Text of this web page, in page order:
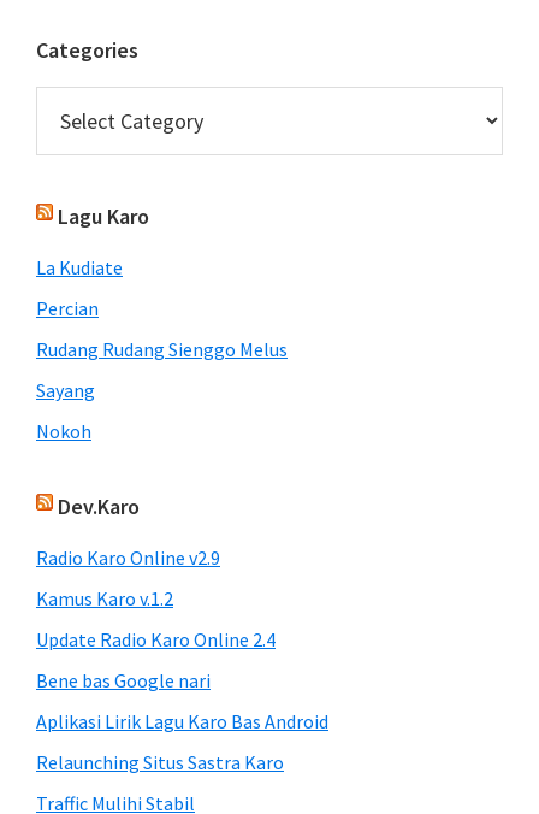
Categories
Lagu Karo
La Kudiate
Percian
Rudang Rudang Sienggo Melus
Sayang
Nokoh
Dev.Karo
Radio Karo Online v2.9
Kamus Karo v.1.2
Update Radio Karo Online 2.4
Bene bas Google nari
Aplikasi Lirik Lagu Karo Bas Android
Relaunching Situs Sastra Karo
Traffic Mulihi Stabil